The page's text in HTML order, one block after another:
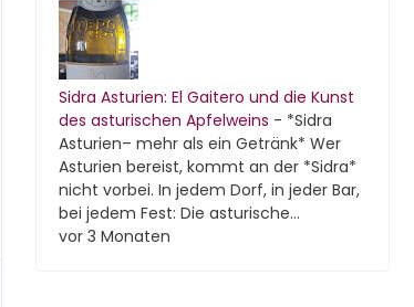
Sidra Asturien: El Gaitero und die Kunst
des asturischen Apfelweins - *Sidra
Asturien– mehr als ein Getränk* Wer
Asturien bereist, kommt an der *Sidra*
nicht vorbei. In jedem Dorf, in jeder Bar,
bei jedem Fest: Die asturische...
vor 3 Monaten